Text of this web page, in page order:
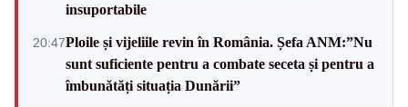
insuportabile
20:47Ploile și vijeliile revin în România. Șefa ANM:”Nu
sunt suficiente pentru a combate seceta și pentru a
îmbunătăți situația Dunării”